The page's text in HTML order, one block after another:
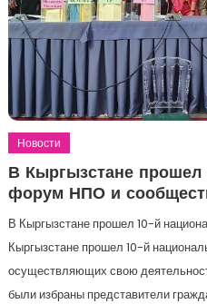
Новости
В Кыргызстане прошел
форум НПО и
В Кыргызстане прошел 10-й
Кыргызстане прошел 10-й
осуществляющих свою
были избраны представители